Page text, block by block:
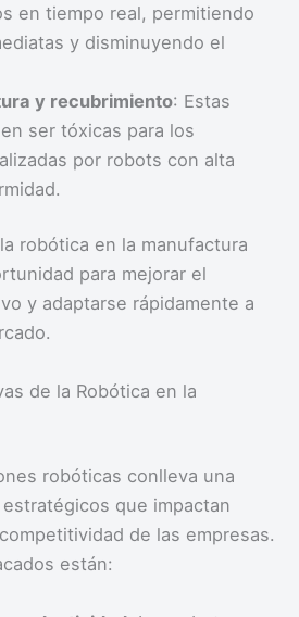
en tiempo real, permitiendo
y disminuyendo el
y recubrimiento: Estas
ser tóxicas para los
por robots con alta
robótica en la manufactura
para mejorar el
y adaptarse rápidamente a
de la Robótica en la
robóticas conlleva una
que impactan
de las empresas.
están: